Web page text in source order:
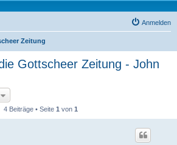
Anmelden
Zeitung
Gottscheer Zeitung - John
4 Beiträge • Seite 1 von 1